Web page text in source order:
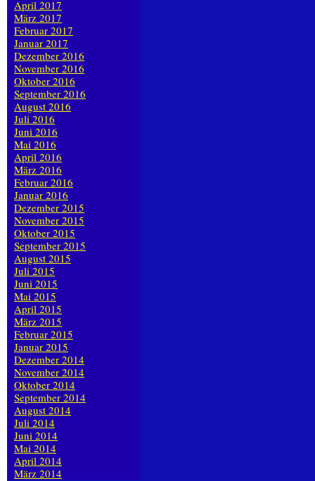
April 2017
März 2017
Februar 2017
Januar 2017
Dezember 2016
November 2016
Oktober 2016
September 2016
August 2016
Juli 2016
Juni 2016
Mai 2016
April 2016
März 2016
Februar 2016
Januar 2016
Dezember 2015
November 2015
Oktober 2015
September 2015
August 2015
Juli 2015
Juni 2015
Mai 2015
April 2015
März 2015
Februar 2015
Januar 2015
Dezember 2014
November 2014
Oktober 2014
September 2014
August 2014
Juli 2014
Juni 2014
Mai 2014
April 2014
März 2014